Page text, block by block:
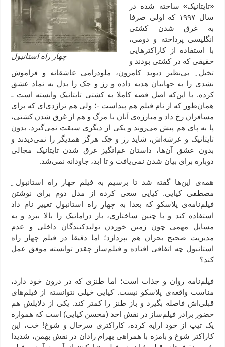
چهار راه استانبول
«تایتانیک» ساخته شده در
سال ۱۹۹۷ که اولی صرفا
به غرق شدن کشتی
انگلیسی پرداخته و دومی،
با استفاده از کاراکترهایی
حقیقی که در کشتی بودند و
تخیل ِ بی‌نظیر دیوید کامرون، ملودرامی عاشقانه و فراموش
نشدی را به جهانیان هدیه داده و رز و جک را بدل به نماد عشق
کرده. با این‌که اصل قصه کاملا به کشتی تایتانیک وابسته است ـ
همان‌طور که از نام فیلم هم پیداست -؛ ولی هم تراژدی‌ای که برای
مسافران رخ داد و مبارزه‌ی آنان با مرگ و هم از غرق شدن کشتی،
پا به پای هم پیش می‌روند و یکی از دیگری سبقت نمی‌گیرد. بدون
تایتانیک و عرشه‌اش، شاید رز و جک هرگز همدیگر را نمی‌دیدند و
بدون عشق آن‌ها، داستان غم‌انگیز غرق شدن تایتانیک مجالی
دوباره برای بیان شدن نمی‌یافت و تا ابد، جاودانه نمی‌شد.
همه‌ی این‌ها گفته شد تا برسیم به فیلم چهار راه استانبول ِ
مصطفی کیایی. کیایی سعی کرده از مدل دوم برای نوشتن
فیلم‌نامه‌ی پلاسکو که بعدا به چهار راه استانبول تغییر نام داد
استفاده کند و با چنین ساختاری، بار دراماتیک را بالا ببرد و به
مسايل مهمی چون زمین خوردن تولیدکنندگان داخلی و عدم
مدیریت صحیح بحران هم بپردازد؛ اما دقیقا در فیلم چهار راه
استانبول چه اتفاقی افتاده و فیلم‌ساز چقدر توانسته موفق عمل
کند؟
فیلم‌نامه روان و جذاب است؛ اما طنزی که در درون خود دارد،
مناسب واقعه‌ی پلاسکو نیست. کیایی خیلی نتوانسته از فیلم‌های
قبلی‌اش فاصله بگیرد و باز طنز را کمتر کند. یکی از دلایلش هم
حضور برادر فیلم‌ساز در نقش احد (محسن کیایی) است که همواره
یک تیپ از خود ارايه کرده، کاراکتری سرحال و شوخ! خب، این
کاراکتر شوخ و بامزه با همراهی بهرام رادان در نقش بهمن، شدیدا